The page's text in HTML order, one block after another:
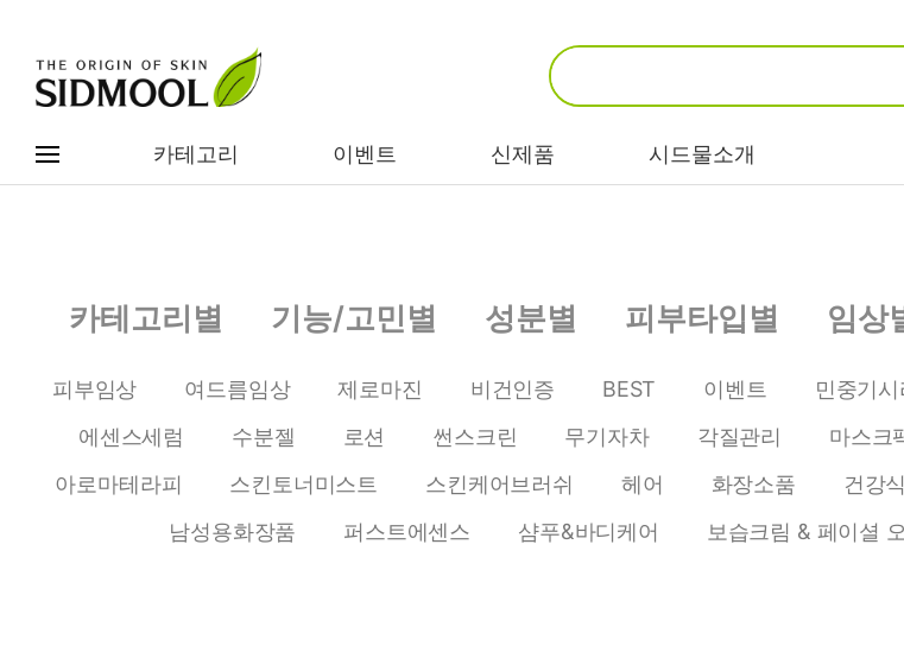
카테고리 이벤트 신제품 시드물소개
카테고리별
성분별
베스트
이벤트
임상별
비누/클렌징
마스크/팩/필링
스킨/토너/미스
앰플/에센스/세
럼
트러블/시카
민감/건조/속당
미백/화이트닝/
흔적
안티에이징/주
름/탄력
히
카테고리별 기능/고민별 성분별 피부타입별 임상
피부임상 여드름임상 제로마진 비건인증 BEST 이벤트 민중기시
에센스세럼
수분젤 로션 썬스크린 무기자차 각질관리 마스크
아로마테라피
스킨토너미스트 스킨케어브러쉬 헤어 화장소품 건강
남성용화장품
퍼스트에센스 샴푸&바디케어 보습크림 & 페이셜